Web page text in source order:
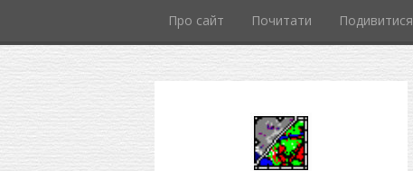
Про сайт Почитати Подивитися